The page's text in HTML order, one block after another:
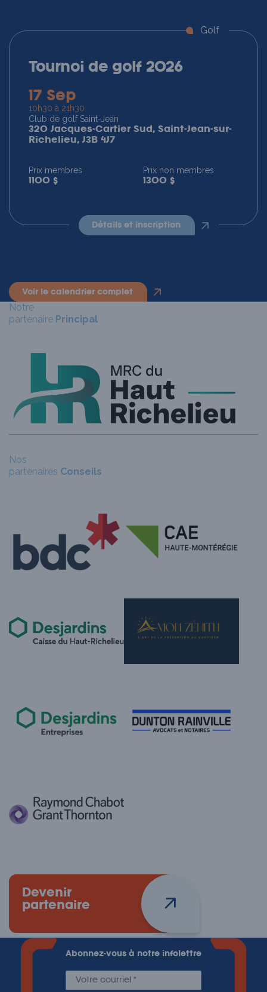
Golf
Tournoi de golf 2026
17 Sep
10h30 à 21h30
Club de golf Saint-Jean
320 Jacques-Cartier Sud, Saint-Jean-sur-
Richelieu, J3B 4J7
Prix membres
1100 $
Prix non membres
1300 $
détails et inscription
voir le calendrier complet
Notre
partenaire Principal
Nos
partenaires Conseils
Devenir
partenaire
Abonnez-vous à notre infolettre